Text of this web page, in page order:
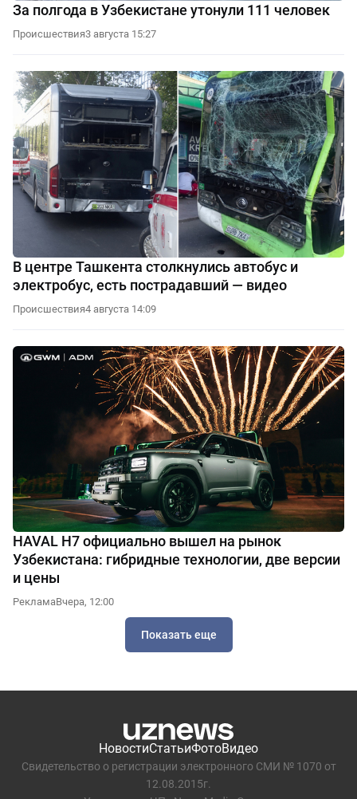
За полгода в Узбекистане утонули 111 человек
Происшествия3 августа 15:27
В центре Ташкента столкнулись автобус и
электробус, есть пострадавший — видео
Происшествия4 августа 14:09
HAVAL H7 официально вышел на рынок
Узбекистана: гибридные технологии, две версии
и цены
РекламаВчера, 12:00
Показать еще
НовостиСтатьиФотоВидео
Свидетельство о регистрации электронного СМИ № 1070 от
12.08.2015г.